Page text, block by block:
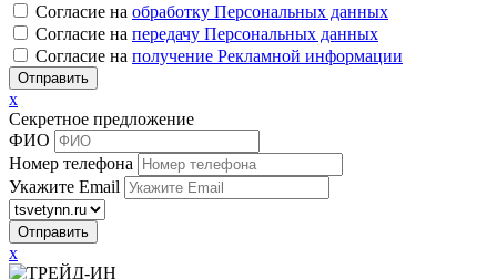
Согласие на обработку Персональных данных
Согласие на передачу Персональных данных
Согласие на получение Рекламной информации
x
Секретное предложение
ФИО
Номер телефона
Укажите Email
x